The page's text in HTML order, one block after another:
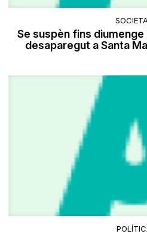
Se suspèn fins
desaparegut a Santa